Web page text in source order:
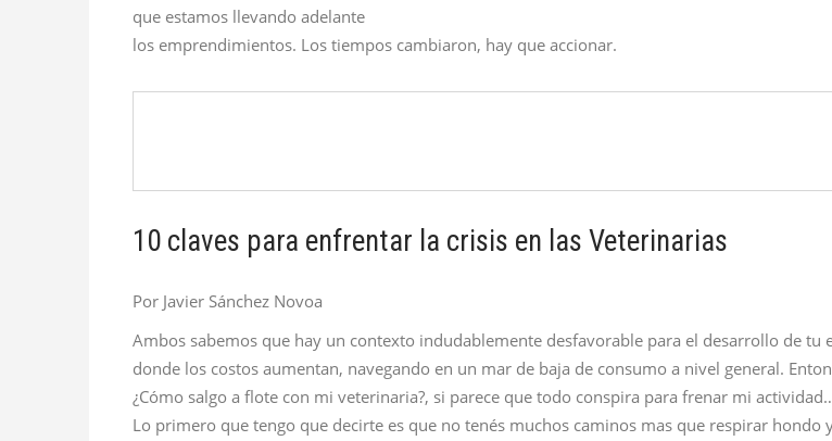
que estamos llevando adelante
los emprendimientos. Los tiempos cambiaron, hay que accionar.
10 claves para enfrentar la crisis en las Veterinarias
Por Javier Sánchez Novoa
Ambos sabemos que hay un contexto indudablemente desfavorable para el desarrollo de tu
donde los costos aumentan, navegando en un mar de baja de consumo a nivel general.
¿Cómo salgo a flote con mi veterinaria?, si parece que todo conspira para frenar mi
Lo primero que tengo que decirte es que no tenés muchos caminos mas que respirar hondo